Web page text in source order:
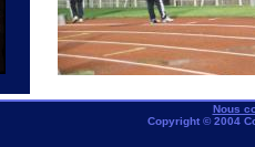
Nous
Copyright © 2004